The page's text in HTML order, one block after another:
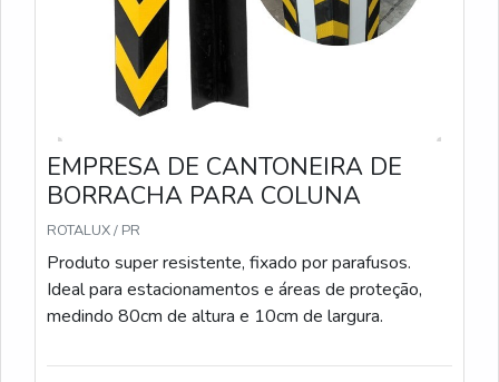
EMPRESA DE CANTONEIRA DE
BORRACHA PARA COLUNA
ROTALUX / PR
Produto super resistente, fixado por parafusos.
Ideal para estacionamentos e áreas de proteção,
medindo 80cm de altura e 10cm de largura.